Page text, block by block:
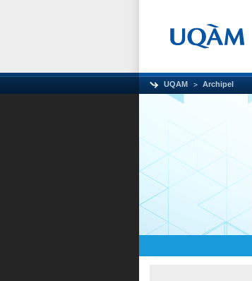
UQAM Archipel